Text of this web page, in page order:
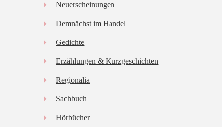
Neuerscheinungen
Demnächst im Handel
Gedichte
Erzählungen & Kurzgeschichten
Regionalia
Sachbuch
Hörbücher